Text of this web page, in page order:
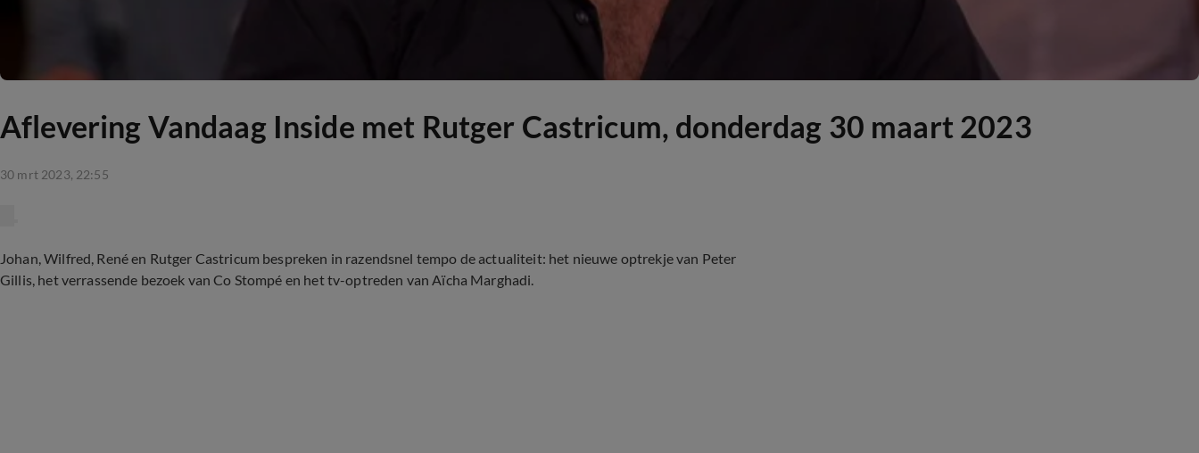
Aflevering Vandaag Inside met Rutger Castricum, donderdag 30 maart 2023
30 mrt 2023, 22:55
Johan, Wilfred, René en Rutger Castricum bespreken in razendsnel tempo de actualiteit: het nieuwe optrekje van Peter
Gillis, het verrassende bezoek van Co Stompé en het tv-optreden van Aïcha Marghadi.